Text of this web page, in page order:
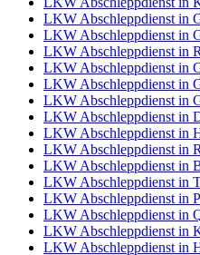
LKW Abschleppdienst in
LKW Abschleppdienst in
LKW Abschleppdienst in
LKW Abschleppdienst in
LKW Abschleppdienst in
LKW Abschleppdienst in
LKW Abschleppdienst in
LKW Abschleppdienst in
LKW Abschleppdienst in
LKW Abschleppdienst in
LKW Abschleppdienst in
LKW Abschleppdienst in
LKW Abschleppdienst in
LKW Abschleppdienst in
LKW Abschleppdienst in